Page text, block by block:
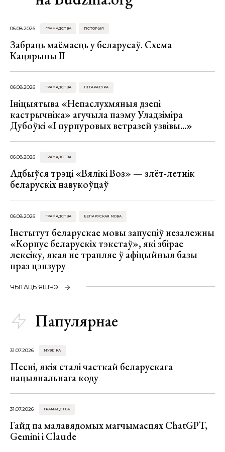
06.08.2026 ГРАМАДСТВА ГІСТОРЫЯ
Забраць маёмасць у беларусаў. Схема
Кацярыны ІІ
06.08.2026 ГРАМАДСТВА ЛІТАРАТУРА
Ініцыятыва «Непаслухмяныя дзеці
кастрычніка» агучыла паэму Уладзіміра
Дубоўкі «І пурпуровых ветразей узвівы...»
06.08.2026 ГРАМАДСТВА
Адбыўся трэці «Вялікі Воз» — злёт-летнік
беларускіх навукоўцаў
06.08.2026 ГРАМАДСТВА БЕЛАРУСКАЯ МОВА
Інстытут беларускае мовы запусціў незалежны
«Корпус беларускіх тэкстаў», які збірае
лексіку, якая не трапляе ў афіцыйныя базы
праз цэнзуру
ЧЫТАЦЬ ЯШЧЭ
Папулярнае
31.07.2026 МУЗЫКА
Песні, якія сталі часткай беларускага
нацыянальнага коду
31.07.2026 ГРАМАДСТВА
Гайд па малавядомых магчымасцях ChatGPT,
Gemini і Claude